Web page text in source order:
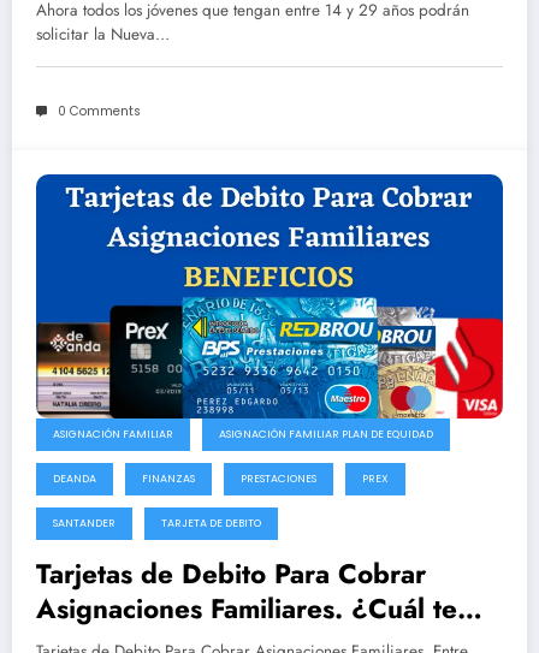
Ahora todos los jóvenes que tengan entre 14 y 29 años podrán
solicitar la Nueva…
0 Comments
ASIGNACIÓN FAMILIAR ASIGNACIÓN FAMILIAR PLAN DE EQUIDAD
DEANDA FINANZAS PRESTACIONES PREX
SANTANDER TARJETA DE DEBITO
Tarjetas de Debito Para Cobrar
Asignaciones Familiares. ¿Cuál te
conviene mas? Conoce sus